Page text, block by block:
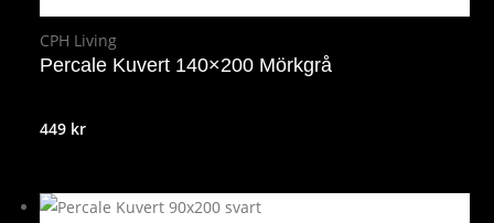
CPH Living
Percale Kuvert 140×200 Mörkgrå
449 kr